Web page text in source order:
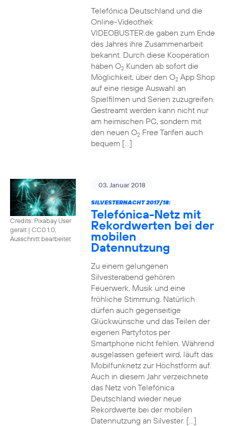
Telefónica Deutschland und die
Online-Videothek
VIDEOBUSTER.de gaben zum Ende
des Jahres ihre Zusammenarbeit
bekannt. Durch diese Kooperation
haben O2Kunden ab sofort die
Möglichkeit, über den O2App Shop
auf eine riesige Auswahl an
Spielfilmen und Serien zuzugreifen.
Gestreamt werden kann nicht nur
am heimischen PC, sondern mit
den neuen O2Free Tarifen auch
bequem […]
Credits: Pixabay User
geralt | CC0 1.0,
Ausschnitt bearbeitet
03. Januar 2018
SILVESTERNACHT 2017/18:
Telefónica-Netz mit
Rekordwerten bei der
mobilen
Datennutzung
Zu einem gelungenen
Silvesterabend gehören
Feuerwerk, Musik und eine
fröhliche Stimmung. Natürlich
dürfen auch gegenseitige
Glückwünsche und das Teilen der
eigenen Partyfotos per
Smartphone nicht fehlen. Während
ausgelassen gefeiert wird, läuft das
Mobilfunknetz zur Höchstform auf.
Auch in diesem Jahr verzeichnete
das Netz von Telefónica
Deutschland wieder neue
Rekordwerte bei der mobilen
Datennutzung an Silvester. […]